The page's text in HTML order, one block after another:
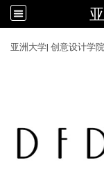
亚洲大学| 创意设计学院